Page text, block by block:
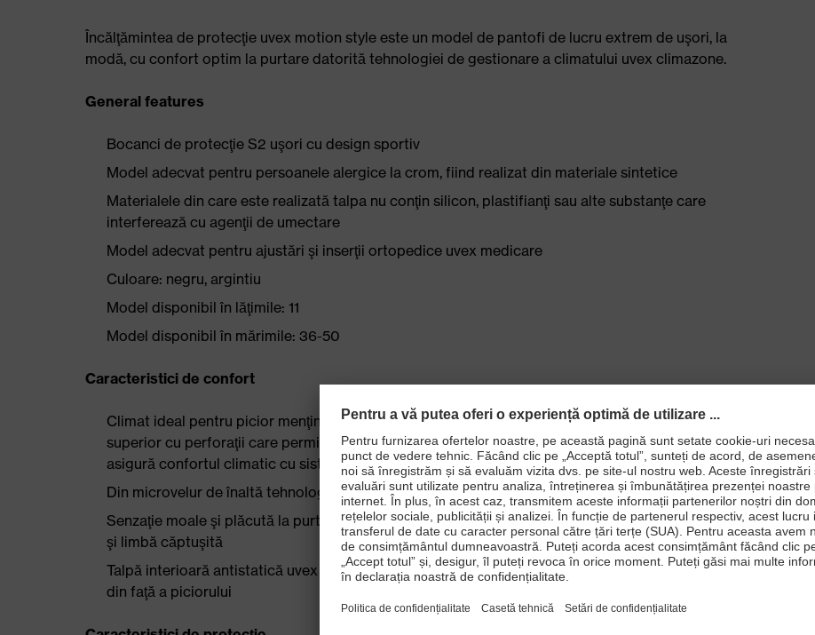
Încălţămintea de protecţie uvex motion style este un model de pantofi de lucru extrem de uşori, la
modă, cu confort optim la purtare datorită tehnologiei de gestionare a climatului uvex climazone.
General features
Bocanci de protecţie S2 uşori cu design sportiv
Model adecvat pentru persoanele alergice la crom, fiind realizat din materiale sintetice
Materialele din care este realizată talpa nu conţin silicon, plastifianţi sau alte substanţe care
interferează cu agenţii de umectare
Model adecvat pentru ajustări şi inserţii ortopedice uvex medicare
Culoare: negru, argintiu
Model disponibil în lăţimile: 11
Model disponibil în mărimile: 36-50
Caracteristici de confort
Climat ideal pentru picior menţinut datorită tehnologiei uvex climazone: căptuşeală şi material
superior cu perforaţii care permit foarte bine trecerea aerului, de asemenea, talpă interioară care
asigură confortul climatic cu sistem de transport al umidităţii
Din microvelur de înaltă tehnologie
Senzaţie moale şi plăcută la purtare, fără puncte de presiune – marginea feţei cu căptuşeală moale
şi limbă căptuşită
Talpă interioară antistatică uvex 3D hydroflex® foam pentru amortizare optimă la călcâi şi la partea
din faţă a piciorului